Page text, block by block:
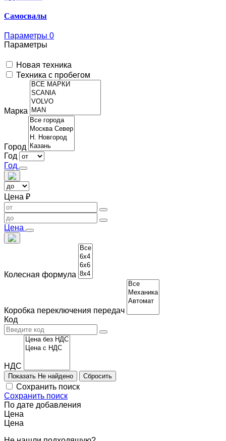
Самосвалы
Параметры 0
Параметры
Новая техника
Техника с пробегом
Марка
Город
Год
Год
Цена ₽
Цена
Колесная формула
Коробка переключения передач
Код
НДС
Показать Не найдено
Сохранить поиск
Сохранить поиск
По дате добавления
Цена
Цена